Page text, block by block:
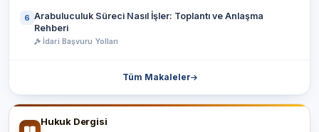
6 Arabuluculuk Süreci Nasıl İşler: Toplantı ve Anlaşma
Rehberi
İdari Başvuru Yolları
Tüm Makaleler
Hukuk Dergisi